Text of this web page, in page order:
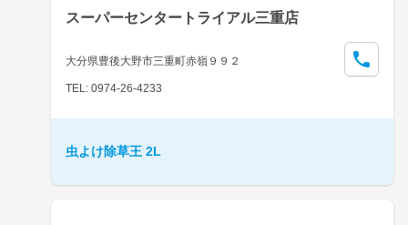
スーパーセンタートライアル三重店
大分県豊後大野市三重町赤嶺９９２
TEL: 0974-26-4233
虫よけ除草王 2L